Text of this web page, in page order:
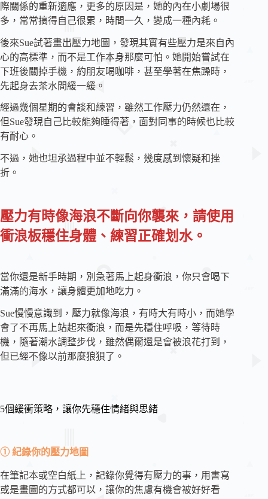
際關係的重新適應，更多的原因是，她的內在小劇場很
多，常常搞得自己很累，時間一久，變成一種內耗。
後來Sue試著畫出壓力地圖，發現其實有些壓力是來自內
心的高標準，而不是工作本身那麼可怕。她開始嘗試在
下班後關掉手機，約朋友喝咖啡，甚至學著在焦躁時，
先起身去茶水間緩一緩。
經過幾個星期的會談和練習，雖然工作壓力仍然還在，
但Sue發現自己比較能夠睡得著，面對同事的時候也比較
有耐心。
不過，她也坦承過程中並不輕鬆，幾度感到懷疑和挫
折。
壓力有時像海浪不斷向你襲來，請使用
衝浪板穩住身體、練習正確划水。
當你還是新手時期，別急著馬上起身衝浪，你只會喝下
滿滿的海水，讓身體更加地吃力。
Sue慢慢意識到，壓力就像海浪，有時大有時小，而她學
會了不再馬上站起來衝浪，而是先穩住呼吸，等待時
機，隨著潮水調整步伐，雖然偶爾還是會被浪花打到，
但已經不像以前那麼狼狽了。
5個緩衝策略，讓你先穩住情緒與思緒
① 紀錄你的壓力地圖
在筆記本或空白紙上，記錄你覺得有壓力的事，用書寫
或是畫圖的方式都可以，讓你的焦慮有機會被好好看